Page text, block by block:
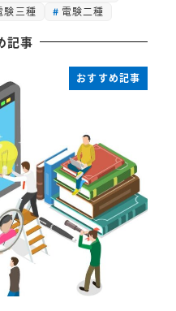
験三種 電験二種
記事
おすすめ記事